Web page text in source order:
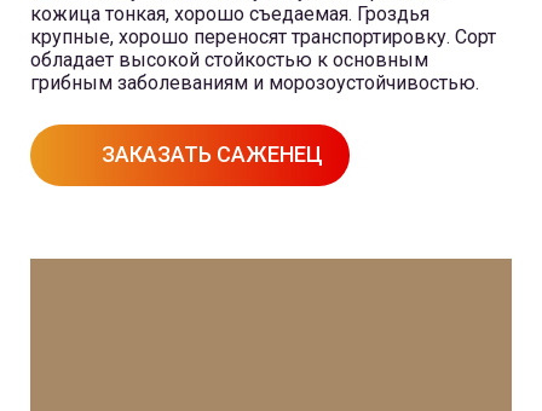
кожица тонкая, хорошо съедаемая. Гроздья
крупные, хорошо переносят транспортировку. Сорт
обладает высокой стойкостью к основным
грибным заболеваниям и морозоустойчивостью.
ЗАКАЗАТЬ САЖЕНЕЦ